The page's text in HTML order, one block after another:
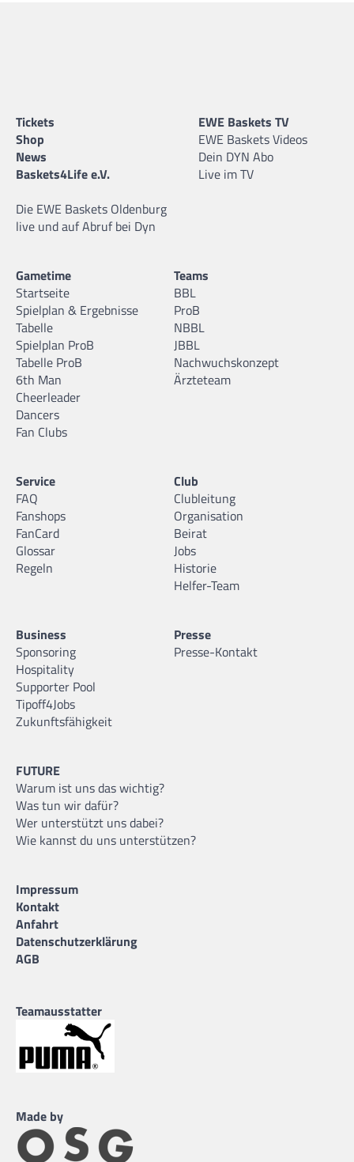
Tickets
Shop
News
Baskets4Life e.V.
Die EWE Baskets Oldenburg
live und auf Abruf bei Dyn
EWE Baskets TV
EWE Baskets Videos
Dein DYN Abo
Live im TV
Gametime
Startseite
Spielplan & Ergebnisse
Tabelle
Spielplan ProB
Tabelle ProB
6th Man
Cheerleader
Dancers
Fan Clubs
Teams
BBL
ProB
NBBL
JBBL
Nachwuchskonzept
Ärzteteam
Service
FAQ
Fanshops
FanCard
Glossar
Regeln
Club
Clubleitung
Organisation
Beirat
Jobs
Historie
Helfer-Team
Business
Sponsoring
Hospitality
Supporter Pool
Tipoff4Jobs
Zukunftsfähigkeit
Presse
Presse-Kontakt
FUTURE
Warum ist uns das wichtig?
Was tun wir dafür?
Wer unterstützt uns dabei?
Wie kannst du uns unterstützen?
Impressum
Kontakt
Anfahrt
Datenschutzerklärung
AGB
Teamausstatter
Made by